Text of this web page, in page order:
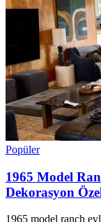
Popüler
1965 Model
Dekorasyon
1965 model ranch